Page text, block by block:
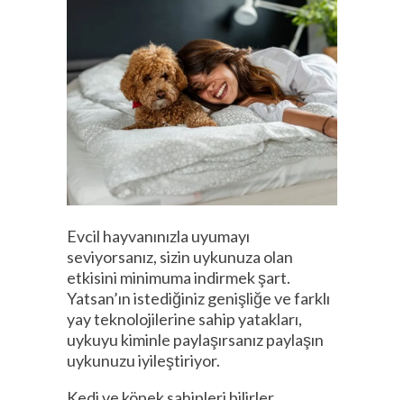
Evcil hayvanınızla uyumayı
seviyorsanız, sizin uykunuza olan
etkisini minimuma indirmek şart.
Yatsan’ın istediğiniz genişliğe ve farklı
yay teknolojilerine sahip yatakları,
uykuyu kiminle paylaşırsanız paylaşın
uykunuzu iyileştiriyor.